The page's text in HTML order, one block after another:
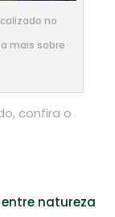
no
mais sobre
confira o
natureza